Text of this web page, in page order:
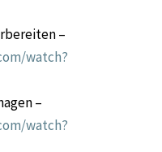
–
watch?
–
watch?